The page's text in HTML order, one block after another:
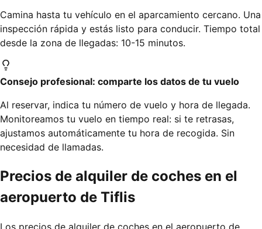
Camina hasta tu vehículo en el aparcamiento cercano. Una
inspección rápida y estás listo para conducir. Tiempo total
desde la zona de llegadas: 10-15 minutos.
Consejo profesional: comparte los datos de tu vuelo
Al reservar, indica tu número de vuelo y hora de llegada.
Monitoreamos tu vuelo en tiempo real: si te retrasas,
ajustamos automáticamente tu hora de recogida. Sin
necesidad de llamadas.
Precios de alquiler de coches en el
aeropuerto de Tiflis
Los precios de alquiler de coches en el aeropuerto de